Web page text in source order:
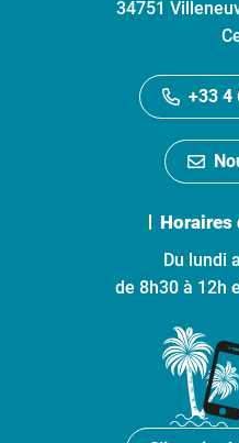
34751
+33 4
Horaires
Du lundi
de 8h30 à 12h